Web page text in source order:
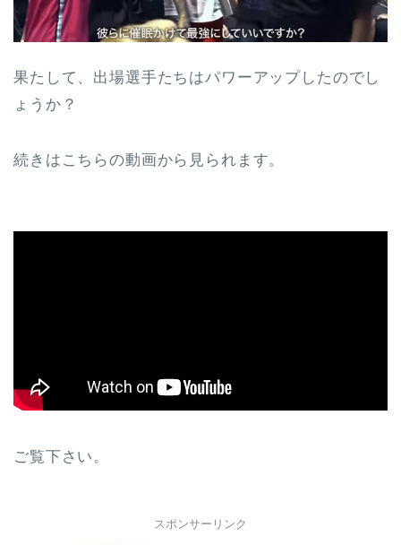
果たして、出場選手たちはパワーアップしたのでし
ょうか？
続きはこちらの動画から見られます。
ご覧下さい。
スポンサーリンク